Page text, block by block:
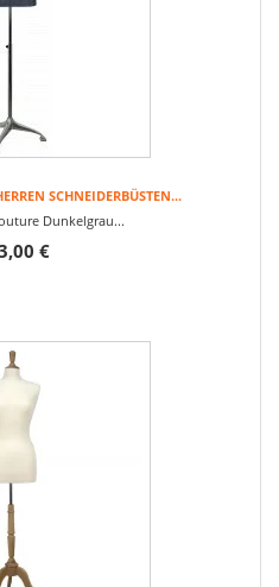
SCHNEIDERBÜSTEN...
Dunkelgrau...
€